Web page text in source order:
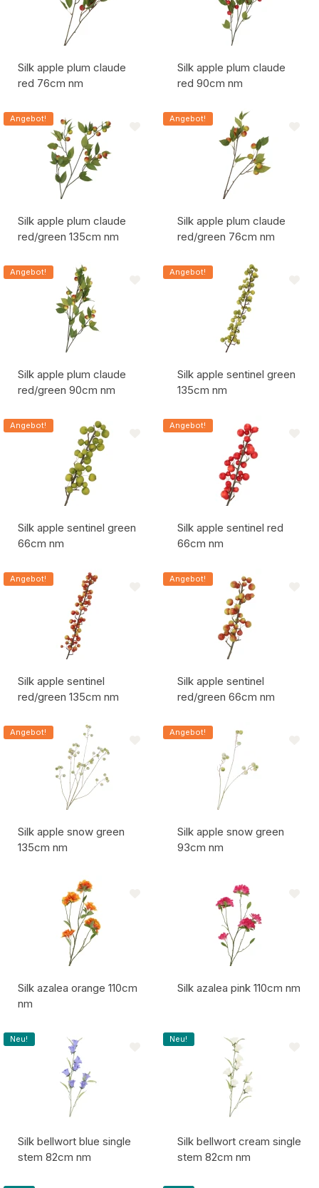
Silk apple plum claude
red 76cm nm
Artikelcode:
Silk apple plum claude
red 90cm nm
Artikelcode:
Angebot!
Silk apple plum claude
red/green 135cm nm
Artikelcode:
Angebot!
Silk apple plum claude
red/green 76cm nm
Artikelcode:
Angebot!
Silk apple plum claude
red/green 90cm nm
Artikelcode:
Angebot!
Silk apple sentinel green
135cm nm
Artikelcode:
Angebot!
Silk apple sentinel green
66cm nm
Artikelcode:
Angebot!
Silk apple sentinel red
66cm nm
Artikelcode:
Angebot!
Silk apple sentinel
red/green 135cm nm
Artikelcode:
Angebot!
Silk apple sentinel
red/green 66cm nm
Artikelcode:
Angebot!
Silk apple snow green
135cm nm
Angebot!
Silk apple snow green
93cm nm
Silk azalea orange 110cm
nm
Artikelcode:
Silk azalea pink 110cm nm
Artikelcode:
Neu!
Silk bellwort blue single
stem 82cm nm
Neu!
Silk bellwort cream single
stem 82cm nm